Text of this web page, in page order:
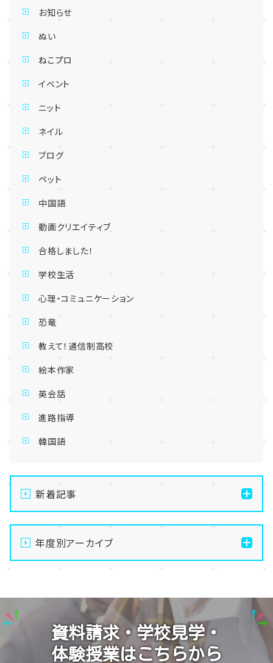
お知らせ
ぬい
ねこプロ
イベント
ニット
ネイル
ブログ
ペット
中国語
動画クリエイティブ
合格しました！
学校生活
心理・コミュニケーション
恐竜
教えて！通信制高校
絵本作家
英会話
進路指導
韓国語
新着記事
【名古屋】🌻8/21(金)・8/22(土)開催💛夏の
OpenSchoolご案内🌻
【名古屋】🌺転入生・編入生 出願受付中🌺
【名古屋】🍋8/1(土)夏Open School開催🍋
【名古屋】🎐2026年・夏季閉校期間のお知らせ🎐
年度別アーカイブ
2025
2024
2023
資料請求・学校見学・
体験授業はこちらから